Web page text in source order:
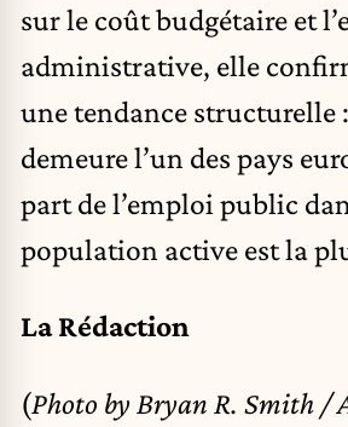
sur le coût budgétaire et
administrative, elle
une tendance structurelle
demeure l’un des pays
part de l’emploi public
population active est la
La Rédaction
(Photo by Bryan R. Smith /